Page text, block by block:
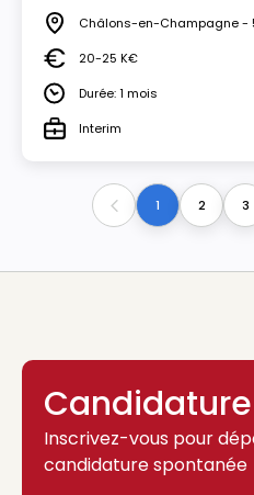
Lieu Châlons-en-Champagne -
Salaire20-25 K€
DuréeDurée: 1 mois
TypeInterim
Previous1 2 3
Inscrivez-vous pour
candidature spontanée